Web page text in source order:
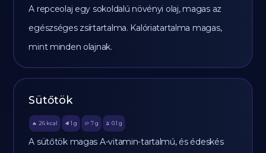
A repceolaj egy sokoldalú növényi olaj, magas az
egészséges zsírtartalma. Kalóriatartalma magas,
mint minden olajnak.
Sütőtök
🔥 26 kcal 🥩 1 g 🥔 7g 🫒 0.1 g
A sütőtök magas A-vitamin-tartalmú, és édeskés